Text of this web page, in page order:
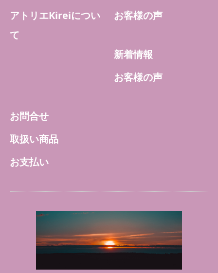
アトリエKireiについ
て
お客様の声
新着情報
お客様の声
お問合せ
取扱い商品
お支払い